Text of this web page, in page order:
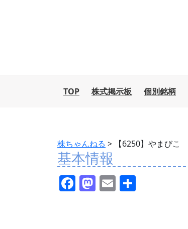
TOP 株式掲示板 個別銘柄
株ちゃんねる > 【6250】やまびこ
基本情報
F M E